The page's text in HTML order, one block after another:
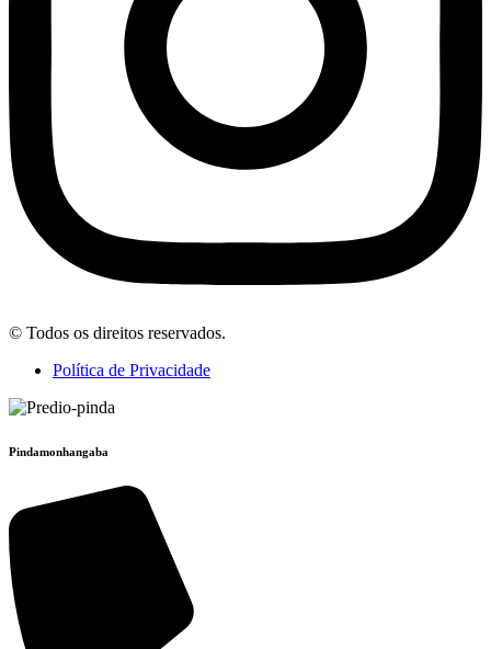
© Todos os direitos reservados.
Política de Privacidade
Pindamonhangaba